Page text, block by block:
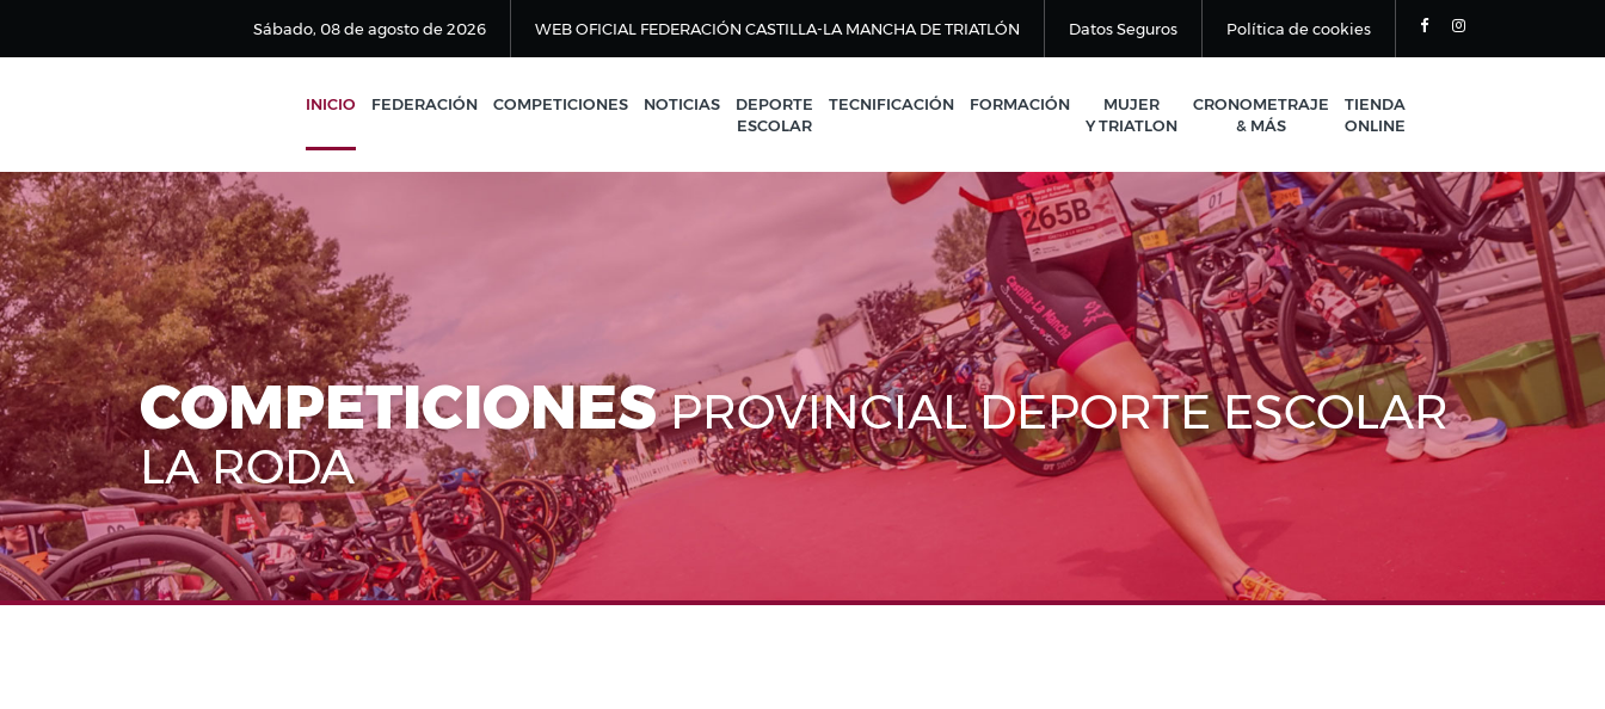
Sábado, 08 de agosto de 2026 WEB OFICIAL FEDERACIÓN CASTILLA-LA MANCHA DE TRIATLÓN Datos Seguros Política de cookies
INICIO FEDERACIÓN COMPETICIONES NOTICIAS
DEPORTE
ESCOLAR
TECNIFICACIÓN FORMACIÓN
MUJER
Y TRIATLON
CRONOMETRAJE
& MÁS
TIENDA
ONLINE
COMPETICIONESPROVINCIAL DEPORTE ESCOLAR
LA RODA